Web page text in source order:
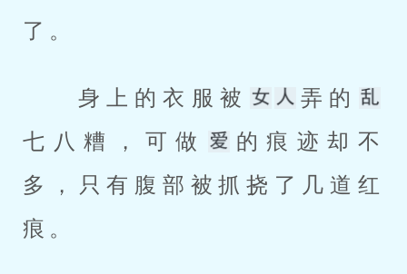
了。
身上的衣服被
弄的
七八糟，可做
的痕迹却不
多，只有腹部被抓挠了几道红
痕。